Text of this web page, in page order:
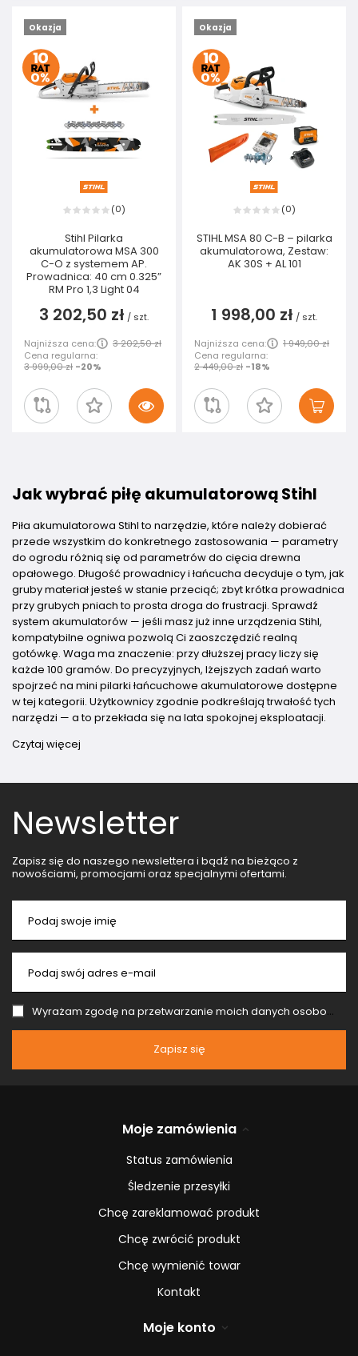
Okazja
(0)
Stihl Pilarka
akumulatorowa MSA 300
C-O z systemem AP.
Prowadnica: 40 cm 0.325”
RM Pro 1,3 Light 04
3 202,50 zł / szt.
Najniższa cena:
3 202,50 zł
Cena regularna:
3 999,00 zł -20%
Okazja
(0)
STIHL MSA 80 C-B – pilarka
akumulatorowa, Zestaw:
AK 30S + AL 101
1 998,00 zł / szt.
Najniższa cena:
1 949,00 zł
Cena regularna:
2 449,00 zł -18%
Jak wybrać piłę akumulatorową Stihl
Piła akumulatorowa Stihl to narzędzie, które należy dobierać
przede wszystkim do konkretnego zastosowania — parametry
do ogrodu różnią się od parametrów do cięcia drewna
opałowego. Długość prowadnicy i łańcucha decyduje o tym, jak
gruby materiał jesteś w stanie przeciąć; zbyt krótka prowadnica
przy grubych pniach to prosta droga do frustracji. Sprawdź
system akumulatorów — jeśli masz już inne urządzenia Stihl,
kompatybilne ogniwa pozwolą Ci zaoszczędzić realną
gotówkę. Waga ma znaczenie: przy dłuższej pracy liczy się
każde 100 gramów. Do precyzyjnych, lżejszych zadań warto
spojrzeć na mini pilarki łańcuchowe akumulatorowe dostępne
w tej kategorii. Użytkownicy zgodnie podkreślają trwałość tych
narzędzi — a to przekłada się na lata spokojnej eksploatacji.
Czytaj więcej
Newsletter
Zapisz się do naszego newslettera i bądź na bieżąco z
nowościami, promocjami oraz specjalnymi ofertami.
Podaj swoje imię
Podaj swój adres e-mail
Wyrażam zgodę na przetwarzanie moich danych osobowych (adres e-mail) na potrzeby wysyłki newslettera z informacją handlową (marketing). Więcej w
Zapisz się
Moje zamówienia
Status zamówienia
Śledzenie przesyłki
Chcę zareklamować produkt
Chcę zwrócić produkt
Chcę wymienić towar
Kontakt
Moje konto